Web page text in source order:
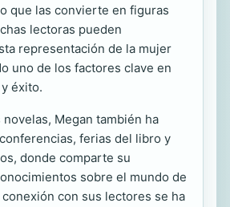
que las convierte en figuras
lectoras pueden
representación de la mujer
uno de los factores clave en
éxito.
Megan también ha
ferias del libro y
donde comparte su
sobre el mundo de
con sus lectores se ha